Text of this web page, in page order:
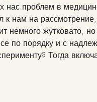
нас проблем в
к нам на
немного жутковато,
по порядку и с
Тогда